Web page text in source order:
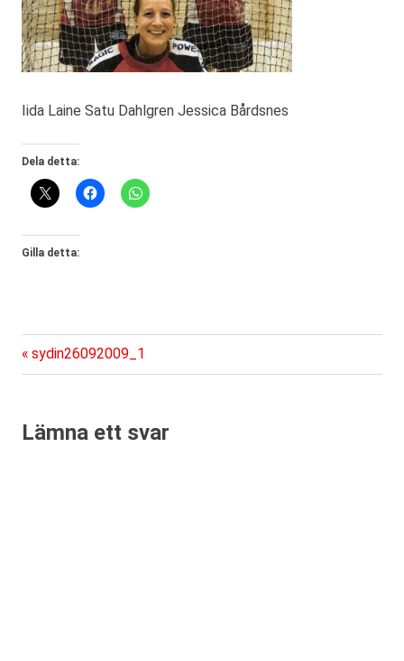
Iida Laine Satu Dahlgren Jessica Bårdsnes
Dela detta:
Gilla detta:
Inläggsnavigering
Föregående
inlägg:
sydin26092009_1
Lämna ett svar